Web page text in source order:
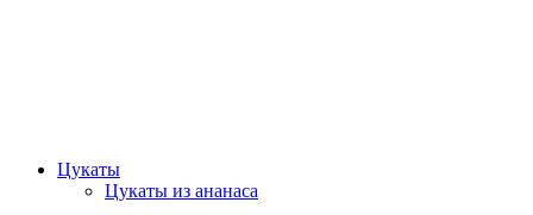
Цукаты
Цукаты из ананаса